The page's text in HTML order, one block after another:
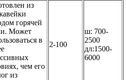
из
горячей
Может
в
чем его
из
2-100
ш: 700-
2500
дл:1500-
6000